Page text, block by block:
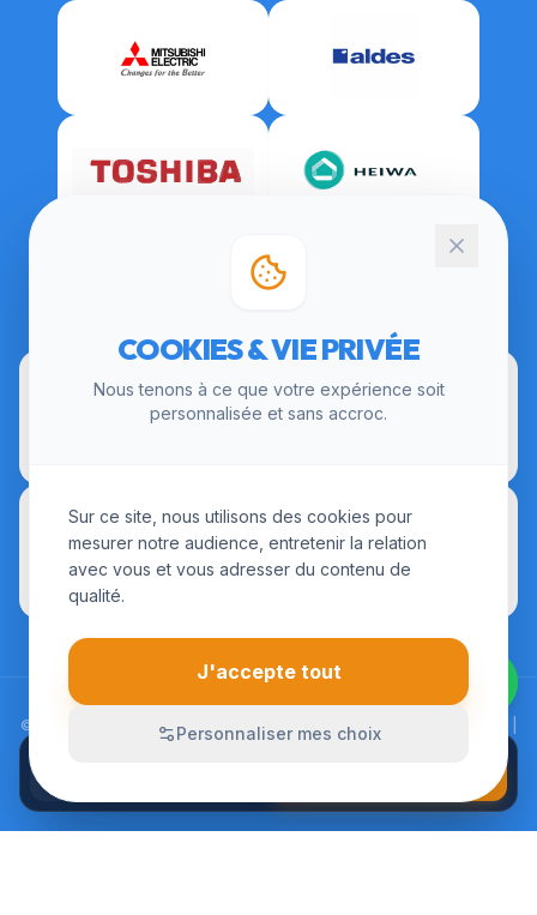
© 2026 LesInstallateurs.fr. Tous droits réservés. |
CGU |Politique de Confidentialité
COOKIES & VIE PRIVÉE
Nous tenons à ce que votre expérience soit
personnalisée et sans accroc.
Sur ce site, nous utilisons des cookies pour
mesurer notre audience, entretenir la relation
avec vous et vous adresser du contenu de
qualité.
J'accepte tout
Personnaliser mes choix